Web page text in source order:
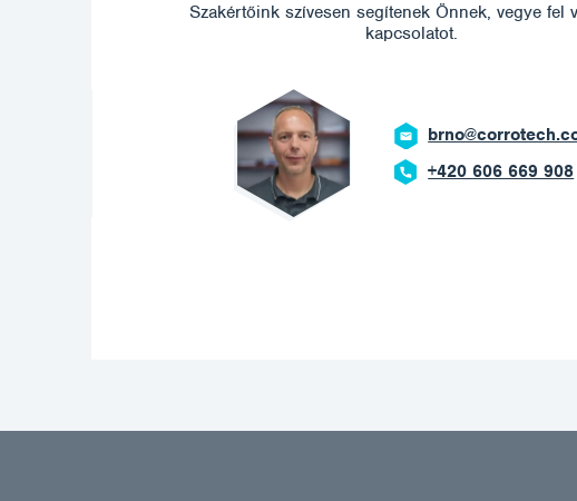
Szakértőink szívesen segítenek Önnek, vegye fel
kapcsolatot.
brno@corrotech.com
+420 606 669 908